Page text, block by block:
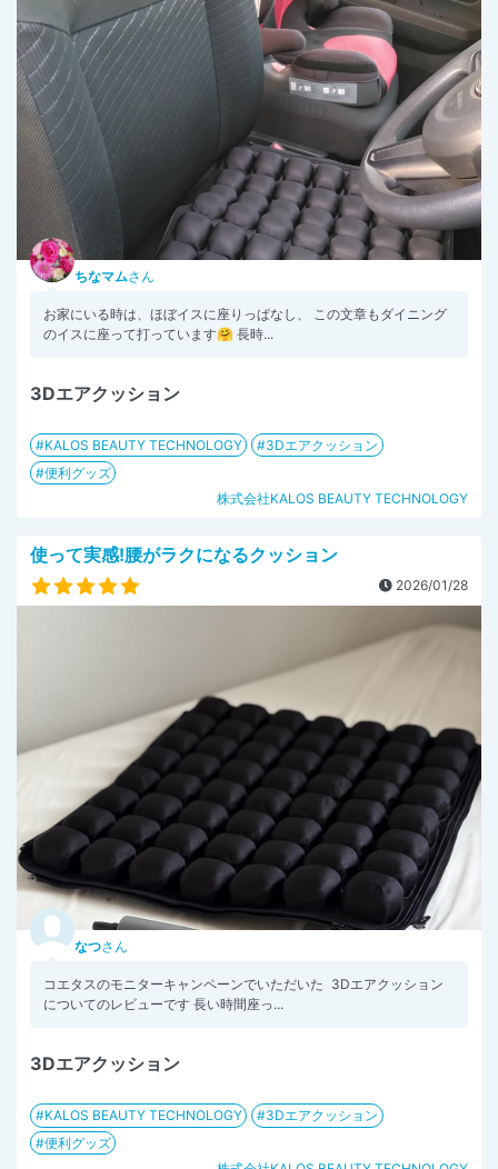
ちなマムさん
お家にいる時は、ほぼイスに座りっぱなし、 この文章もダイニング
のイスに座って打っています🤗 長時...
3Dエアクッション
KALOS BEAUTY TECHNOLOGY
3Dエアクッション
便利グッズ
株式会社KALOS BEAUTY TECHNOLOGY
使って実感!腰がラクになるクッション
2026/01/28
なつさん
コエタスのモニターキャンペーンでいただいた 3Dエアクッション
についてのレビューです 長い時間座っ...
3Dエアクッション
KALOS BEAUTY TECHNOLOGY
3Dエアクッション
便利グッズ